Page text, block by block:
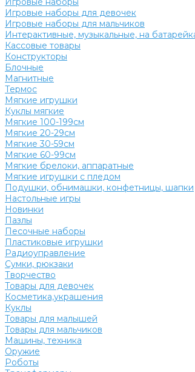
Игровые наборы для девочек
Игровые наборы для мальчиков
Интерактивные, музыкальные, на
Кассовые товары
Конструкторы
Блочные
Магнитные
Термос
Мягкие игрушки
Куклы мягкие
Мягкие 100-199см
Мягкие 20-29см
Мягкие 30-59см
Мягкие 60-99см
Мягкие брелоки, аппаратные
Мягкие игрушки с пледом
Подушки, обнимашки, конфетницы, шапки
Настольные игры
Новинки
Пазлы
Песочные наборы
Пластиковые игрушки
Радиоуправление
Сумки, рюкзаки
Творчество
Товары для девочек
Косметика,украшения
Куклы
Товары для малышей
Товары для мальчиков
Машины, техника
Оружие
Роботы